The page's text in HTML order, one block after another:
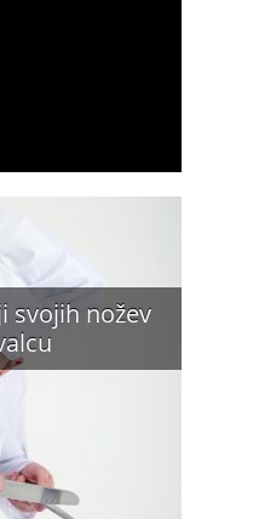
svojih nožev